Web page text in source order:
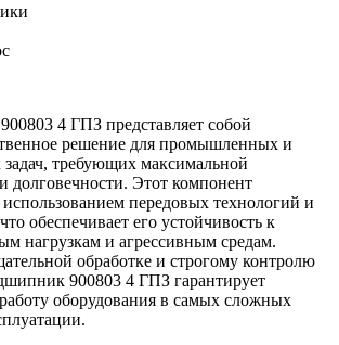
4 ГПЗ представляет собой
решение для промышленных и
требующих максимальной
долговечности. Этот компонент
использованием передовых технологий и
обеспечивает его устойчивость к
нагрузкам и агрессивным средам.
обработке и строгому контролю
900803 4 ГПЗ гарантирует
оборудования в самых сложных